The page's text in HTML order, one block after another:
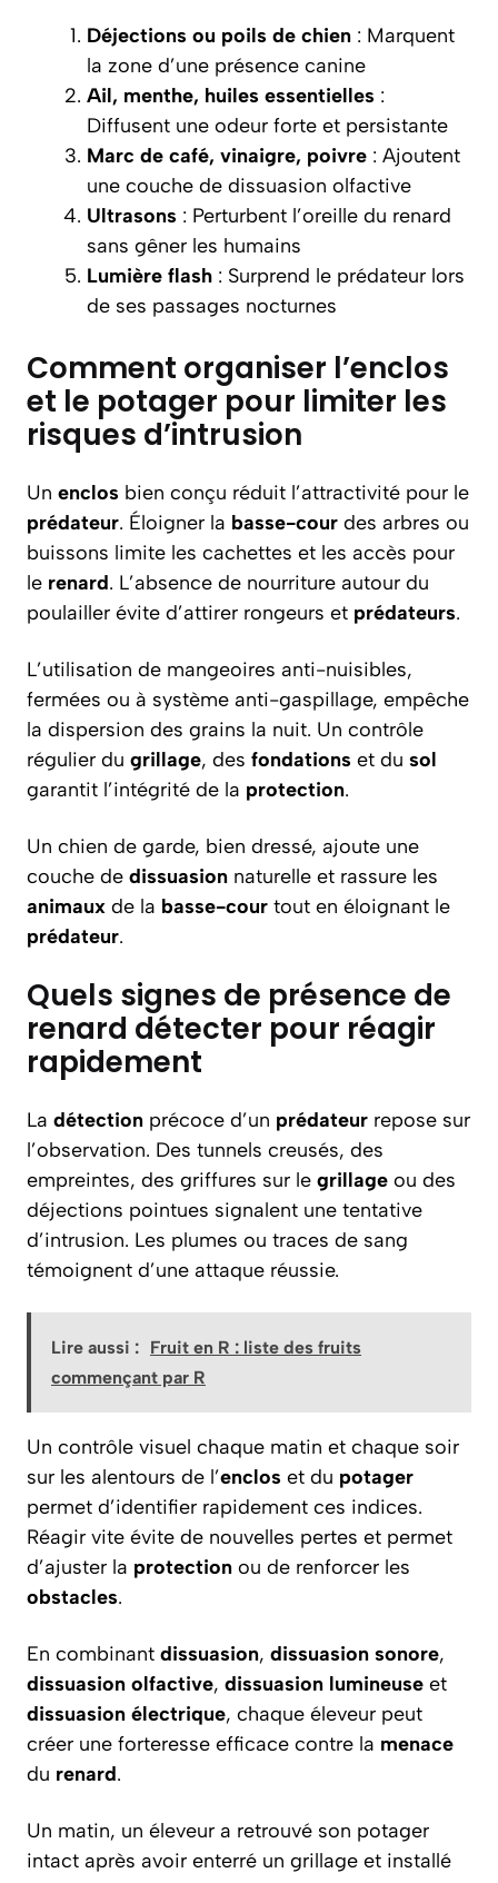
Déjections ou poils de chien : Marquent
la zone d’une présence canine
Ail, menthe, huiles essentielles :
Diffusent une odeur forte et persistante
Marc de café, vinaigre, poivre : Ajoutent
une couche de dissuasion olfactive
Ultrasons : Perturbent l’oreille du renard
sans gêner les humains
Lumière flash : Surprend le prédateur lors
de ses passages nocturnes
Comment organiser l’enclos
et le potager pour limiter les
risques d’intrusion
Un enclos bien conçu réduit l’attractivité pour le
prédateur. Éloigner la basse-cour des arbres ou
buissons limite les cachettes et les accès pour
le renard. L’absence de nourriture autour du
poulailler évite d’attirer rongeurs et prédateurs.
L’utilisation de mangeoires anti-nuisibles,
fermées ou à système anti-gaspillage, empêche
la dispersion des grains la nuit. Un contrôle
régulier du grillage, des fondations et du sol
garantit l’intégrité de la protection.
Un chien de garde, bien dressé, ajoute une
couche de dissuasion naturelle et rassure les
animaux de la basse-cour tout en éloignant le
prédateur.
Quels signes de présence de
renard détecter pour réagir
rapidement
La détection précoce d’un prédateur repose sur
l’observation. Des tunnels creusés, des
empreintes, des griffures sur le grillage ou des
déjections pointues signalent une tentative
d’intrusion. Les plumes ou traces de sang
témoignent d’une attaque réussie.
Lire aussi : Fruit en R : liste des fruits
commençant par R
Un contrôle visuel chaque matin et chaque soir
sur les alentours de l’enclos et du potager
permet d’identifier rapidement ces indices.
Réagir vite évite de nouvelles pertes et permet
d’ajuster la protection ou de renforcer les
obstacles.
En combinant dissuasion, dissuasion sonore,
dissuasion olfactive, dissuasion lumineuse et
dissuasion électrique, chaque éleveur peut
créer une forteresse efficace contre la menace
du renard.
Un matin, un éleveur a retrouvé son potager
intact après avoir enterré un grillage et installé